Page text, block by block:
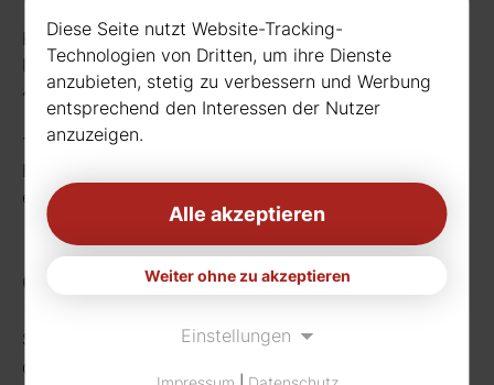
Rudat GmbH
Borussiastr. 26
44149 Dortmund
Telefon:0231 656677
Fax: 0231 656990
eMail:
Getränke
Sortiment
Craft Beer
Diese Seite nutzt Website-Tracking-
Technologien von Dritten, um ihre Dienste
anzubieten, stetig zu verbessern und Werbung
entsprechend den Interessen der Nutzer
anzuzeigen.
Alle akzeptieren
Weiter ohne zu akzeptieren
Einstellungen